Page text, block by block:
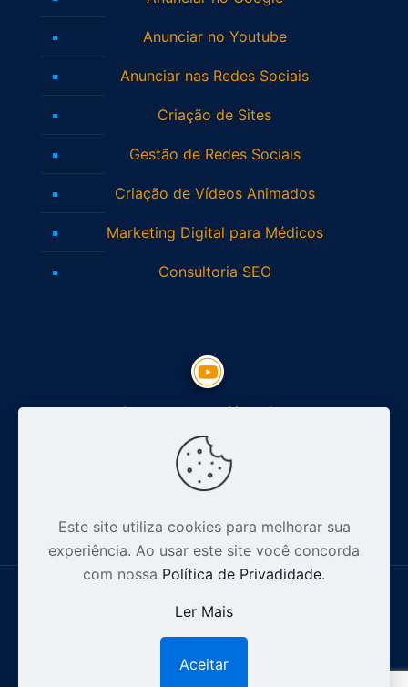
Anunciar no Youtube
Anunciar nas Redes Sociais
Criação de Sites
Gestão de Redes Sociais
Criação de Vídeos Animados
Marketing Digital para Médicos
Consultoria SEO
Inscreva-se no Youtube
© 2012-2026 Especialista Digital - CNPJ: 16.628.110/0001-32 .
Todos os direitos reservados |Política de Privacidade.
Este site utiliza cookies para melhorar sua
experiência. Ao usar este site você concorda
com nossa Política de Privadidade.
Ler Mais
Aceitar